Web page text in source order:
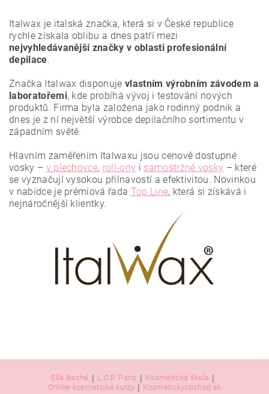
Vložením hodnocení souhlasíte se zásadami ochrany
osobních údajů.
Italwax je italská značka, která si v České republice
rychle získala oblibu a dnes patří mezi
nejvyhledávanější značky v oblasti profesionální
depilace.
Značka Italwax disponuje vlastním výrobním závodem a
laboratořemi, kde probíhá vývoj i testování nových
produktů. Firma byla založena jako rodinný podnik a
dnes je z ní největší výrobce depilačního sortimentu v
západním světě.
Hlavním zaměřením Italwaxu jsou cenově dostupné
vosky – v plechovce, roll-ony i samostržné vosky – které
se vyznačují vysokou přilnavostí a efektivitou. Novinkou
v nabídce je prémiová řada Top Line, která si získává i
nejnáročnější klientky.
Ella Baché L.C.P. Paris Kosmetická škola
Online kosmetické kurzy Kozmetickyobchod.sk